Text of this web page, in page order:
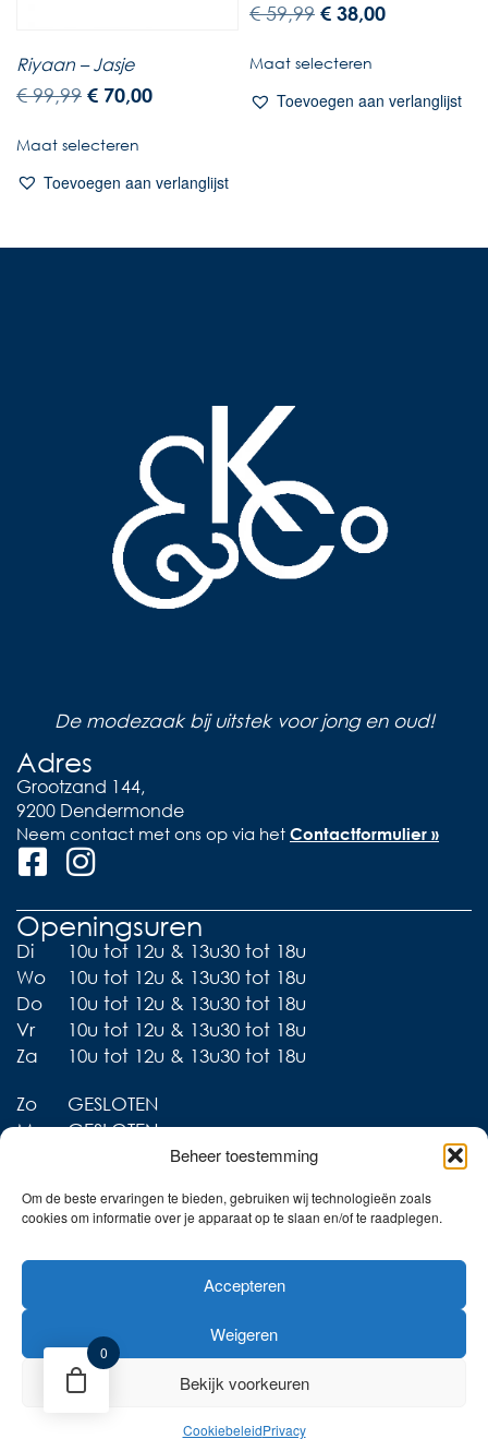
Beheer toestemming
Om de beste ervaringen te bieden, gebruiken wij technologieën zoals
cookies om informatie over je apparaat op te slaan en/of te raadplegen.
Accepteren
Weigeren
Bekijk voorkeuren
CookiebeleidPrivacy
Riyaan – Jasje
€99,99 € 70,00
Maat selecteren
Toevoegen aan verlanglijst
€59,99 € 38,00
Maat selecteren
Toevoegen aan verlanglijst
De modezaak bij uitstek voor jong en oud!
Adres
Grootzand 144,
9200 Dendermonde
Neem contact met ons op via het Contactformulier »
Openingsuren
Di
10u tot 12u & 13u30 tot 18u
Wo
10u tot 12u & 13u30 tot 18u
Do
10u tot 12u & 13u30 tot 18u
Vr
10u tot 12u & 13u30 tot 18u
Za
10u tot 12u & 13u30 tot 18u
Zo
GESLOTEN
Ma
GESLOTEN
Liever thuis shoppen?
Ontdek onze collecties in
de webshop!
Naar de online shop!
0